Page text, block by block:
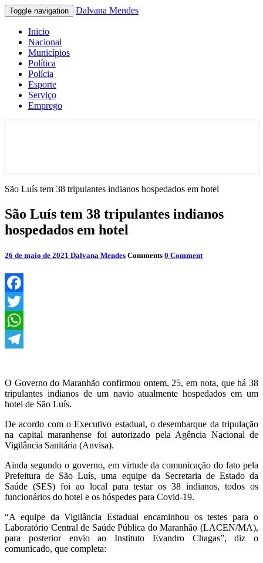
Toggle navigation Dalvana Mendes
Inicio
Nacional
Municípios
Política
Polícia
Esporte
Serviço
Emprego
São Luís tem 38 tripulantes indianos hospedados em hotel
São Luís tem 38 tripulantes indianos
hospedados em hotel
26 de maio de 2021 Dalvana Mendes Comments 0 Comment
Facebook
Twitter
WhatsApp
O Governo do Maranhão confirmou ontem, 25, em nota, que há 38
tripulantes indianos de um navio atualmente hospedados em um
hotel de São Luís.
De acordo com o Executivo estadual, o desembarque da tripulação
na capital maranhense foi autorizado pela Agência Nacional de
Vigilância Sanitária (Anvisa).
Ainda segundo o governo, em virtude da comunicação do fato pela
Prefeitura de São Luís, uma equipe da Secretaria de Estado da
Saúde (SES) foi ao local para testar os 38 indianos, todos os
funcionários do hotel e os hóspedes para Covid-19.
“A equipe da Vigilância Estadual encaminhou os testes para o
Laboratório Central de Saúde Pública do Maranhão (LACEN/MA),
para posterior envio ao Instituto Evandro Chagas”, diz o
comunicado, que completa: